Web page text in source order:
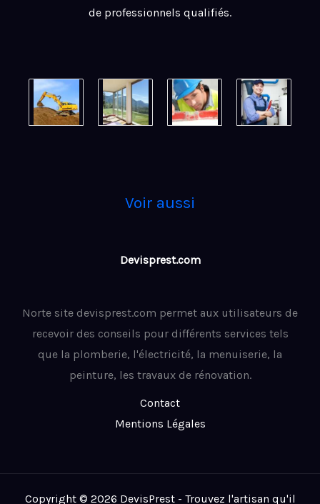
de professionnels qualifiés.
Voir aussi
Devisprest.com
Norte site devisprest.com permet aux utilisateurs de
recevoir des conseils pour différents services tels
que la plomberie, l'électricité, la menuiserie, la
peinture, les travaux de rénovation.
Contact
Mentions Légales
Copyright © 2026 DevisPrest - Trouvez l'artisan qu'il